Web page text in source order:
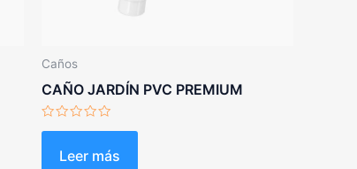
Caños
CAÑO JARDÍN PVC PREMIUM
Valorado
Leer más